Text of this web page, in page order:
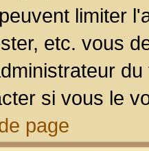
limiter
etc. vous
si vous le
page